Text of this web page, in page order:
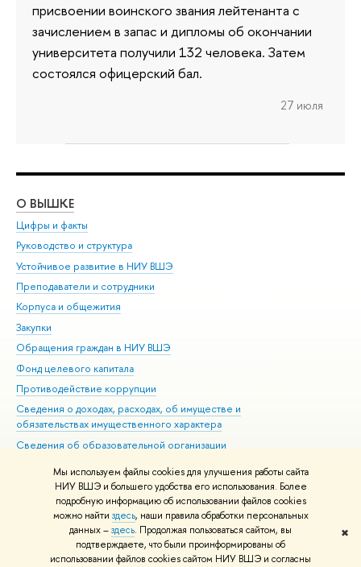
Мы используем файлы cookies для улучшения работы сайта
НИУ ВШЭ и большего удобства его использования. Более
подробную информацию об использовании файлов cookies
можно найти здесь, наши правила обработки персональных
данных –здесь. Продолжая пользоваться сайтом, вы
подтверждаете, что были проинформированы об
использовании файлов cookies сайтом НИУ ВШЭ и согласны
✖
присвоении воинского звания лейтенанта с
зачислением в запас и дипломы об окончании
университета получили 132 человека. Затем
состоялся офицерский бал.
27 июля
О ВЫШКЕ
Цифры и факты
Руководство и структура
Устойчивое развитие в НИУ ВШЭ
Преподаватели и сотрудники
Корпуса и общежития
Закупки
Обращения граждан в НИУ ВШЭ
Фонд целевого капитала
Противодействие коррупции
Сведения о доходах, расходах, об имуществе и
обязательствах имущественного характера
Сведения об образовательной организации
Людям с ограниченными возможностями здоровья
Единая платежная страница
Работа в Вышке
© НИУ ВШЭ 1993–2026 Адреса и контакты Условия использования